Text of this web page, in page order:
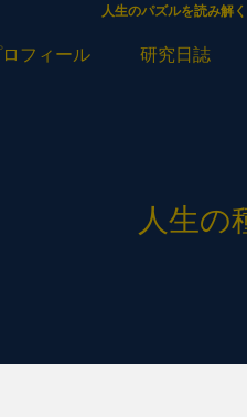
人生の
人生のパズルを読み解
フィール 研究日誌